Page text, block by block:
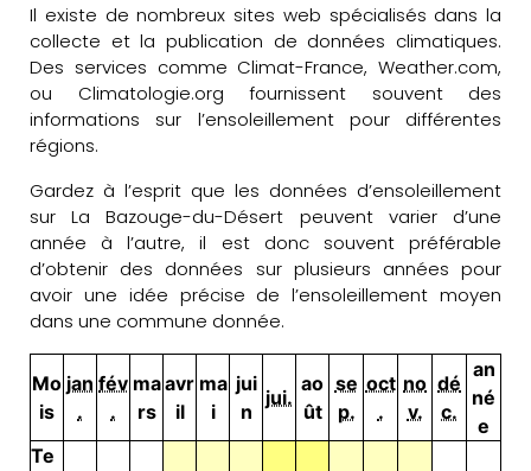
Il existe de nombreux sites web spécialisés dans la
collecte et la publication de données climatiques.
Des services comme Climat-France, Weather.com,
ou Climatologie.org fournissent souvent des
informations sur l’ensoleillement pour différentes
régions.
Gardez à l’esprit que les données d’ensoleillement
sur La Bazouge-du-Désert peuvent varier d’une
année à l’autre, il est donc souvent préférable
d’obtenir des données sur plusieurs années pour
avoir une idée précise de l’ensoleillement moyen
dans une commune donnée.
Mo
is
jan
.
fév
.
ma
rs
avr
il
ma
i
jui
n
jui.
ao
ût
se
p.
oct
.
no
v.
dé
c.
an
né
e
Te